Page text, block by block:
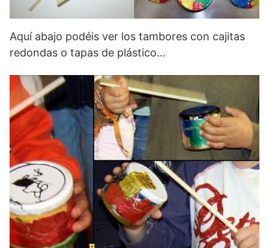
Aquí abajo podéis ver los tambores con cajitas
redondas o tapas de plástico…